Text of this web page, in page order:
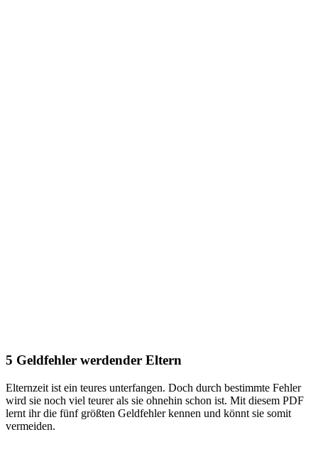
5 Geldfehler werdender Eltern
Elternzeit ist ein teures unterfangen. Doch durch bestimmte Fehler
wird sie noch viel teurer als sie ohnehin schon ist. Mit diesem PDF
lernt ihr die fünf größten Geldfehler kennen und könnt sie somit
vermeiden.